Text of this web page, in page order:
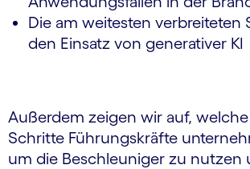
Die am weitesten verbreiteten
den Einsatz von generativer KI
Außerdem zeigen wir auf,
Schritte Führungskräfte
um die Beschleuniger zu nutzen